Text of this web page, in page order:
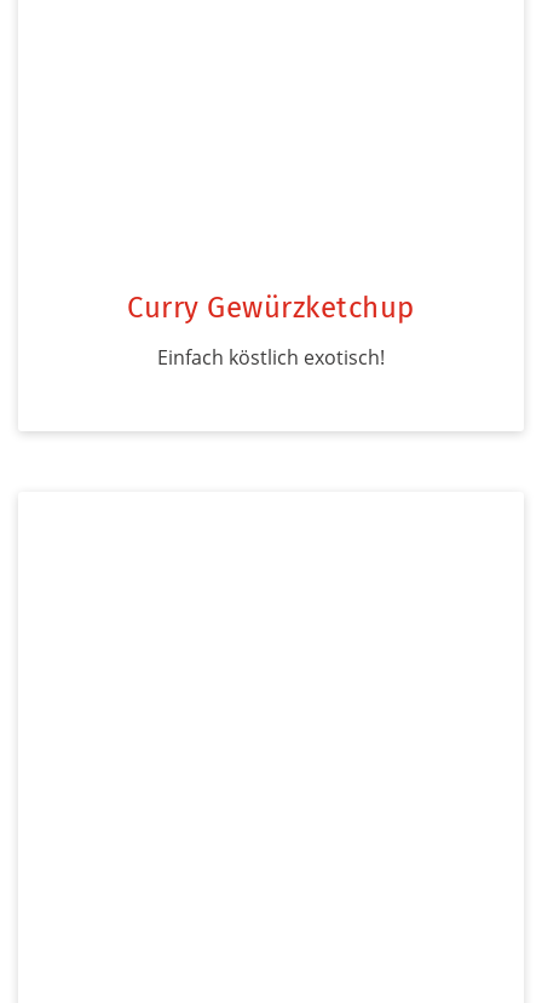
Curry Gewürzketchup
Einfach köstlich exotisch!